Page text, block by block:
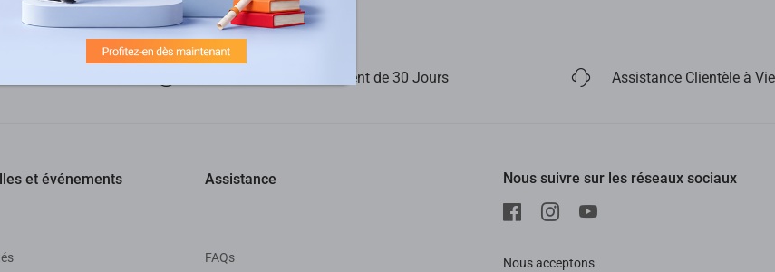
Garantie de Remboursement de 30 Jours Assistance Clientèle à Vie
et événements Assistance
FAQs
Nous suivre sur les réseaux sociaux
Nous acceptons